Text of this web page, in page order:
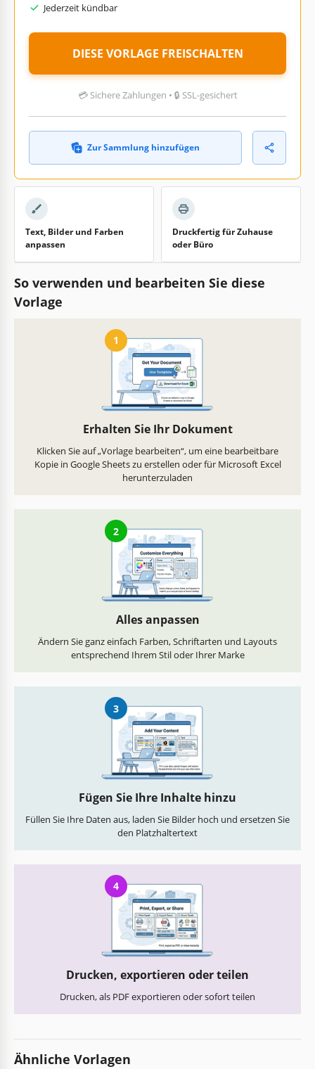
Jederzeit kündbar
DIESE VORLAGE FREISCHALTEN
💳 Sichere Zahlungen • 🔒 SSL-gesichert
Zur Sammlung hinzufügen
Text, Bilder und Farben
anpassen
Druckfertig für Zuhause
oder Büro
So verwenden und bearbeiten Sie diese
Vorlage
1
Erhalten Sie Ihr Dokument
Klicken Sie auf „Vorlage bearbeiten“, um eine bearbeitbare
Kopie in Google Sheets zu erstellen oder für Microsoft Excel
herunterzuladen
2
Alles anpassen
Ändern Sie ganz einfach Farben, Schriftarten und Layouts
entsprechend Ihrem Stil oder Ihrer Marke
3
Fügen Sie Ihre Inhalte hinzu
Füllen Sie Ihre Daten aus, laden Sie Bilder hoch und ersetzen Sie
den Platzhaltertext
4
Drucken, exportieren oder teilen
Drucken, als PDF exportieren oder sofort teilen
Ähnliche Vorlagen